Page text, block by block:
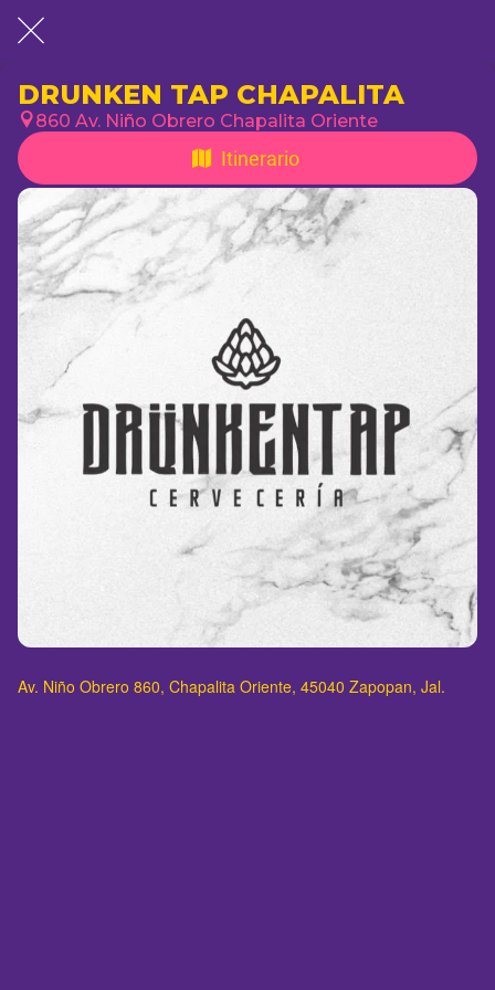
DRUNKEN TAP CHAPALITA
860 Av. Niño Obrero Chapalita Oriente
Itinerario
Av. Niño Obrero 860, Chapalita Oriente, 45040 Zapopan, Jal.